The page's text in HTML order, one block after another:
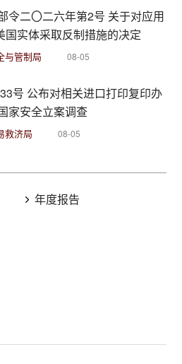
令二〇二六年第2号 关于对应用
实体采取反制措施的决定
与管制局 08-05
号 公布对相关进口打印复印办
家安全立案调查
救济局 08-05
年度报告